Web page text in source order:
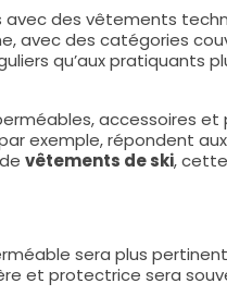
avec des vêtements
avec des catégories
qu’aux pratiquants
accessoires
exemple, répondent
vêtements de ski,
sera plus
et protectrice sera